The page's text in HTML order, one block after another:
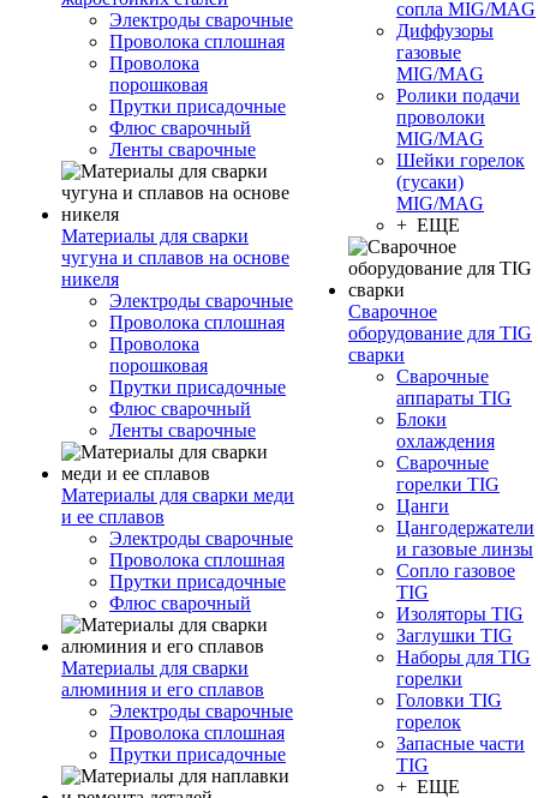
Электроды сварочные
Проволока сплошная
Проволока
порошковая
Прутки присадочные
Флюс сварочный
Ленты сварочные
Материалы для сварки
чугуна и сплавов на основе
никеля
Электроды сварочные
Проволока сплошная
Проволока
порошковая
Прутки присадочные
Флюс сварочный
Ленты сварочные
Материалы для сварки меди
и ее сплавов
Электроды сварочные
Проволока сплошная
Прутки присадочные
Флюс сварочный
Материалы для сварки
алюминия и его сплавов
Электроды сварочные
Проволока сплошная
Прутки присадочные
сопла MIG/MAG
Диффузоры
газовые
MIG/MAG
Ролики подачи
проволоки
MIG/MAG
Шейки горелок
(гусаки)
MIG/MAG
+ ЕЩЕ
Сварочное
оборудование для TIG
сварки
Сварочные
аппараты TIG
Блоки
охлаждения
Сварочные
горелки TIG
Цанги
Цангодержатели
и газовые линзы
Сопло газовое
TIG
Изоляторы TIG
Заглушки TIG
Наборы для TIG
горелки
Головки TIG
горелок
Запасные части
TIG
+ ЕЩЕ